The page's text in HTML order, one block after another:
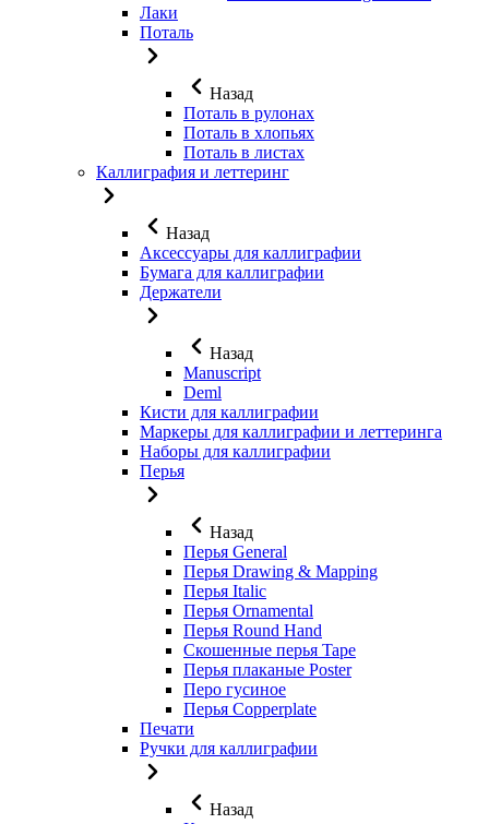
Лаки
Поталь
Назад
Поталь в рулонах
Поталь в хлопьях
Поталь в листах
Каллиграфия и леттеринг
Назад
Аксессуары для каллиграфии
Бумага для каллиграфии
Держатели
Назад
Manuscript
Deml
Кисти для каллиграфии
Маркеры для каллиграфии и леттеринга
Наборы для каллиграфии
Перья
Назад
Перья General
Перья Drawing & Mapping
Перья Italic
Перья Ornamental
Перья Round Hand
Скошенные перья Tape
Перья плаканые Poster
Перо гусиное
Перья Copperplate
Печати
Ручки для каллиграфии
Назад